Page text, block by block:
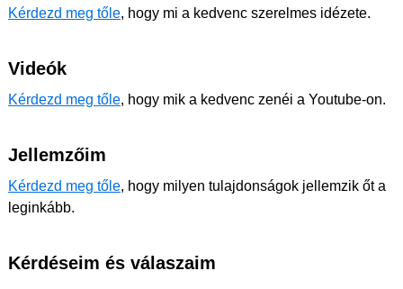
Kérdezd meg tőle, hogy mi a kedvenc szerelmes idézete.
Videók
Kérdezd meg tőle, hogy mik a kedvenc zenéi a Youtube-on.
Jellemzőim
Kérdezd meg tőle, hogy milyen tulajdonságok jellemzik őt a
leginkább.
Kérdéseim és válaszaim